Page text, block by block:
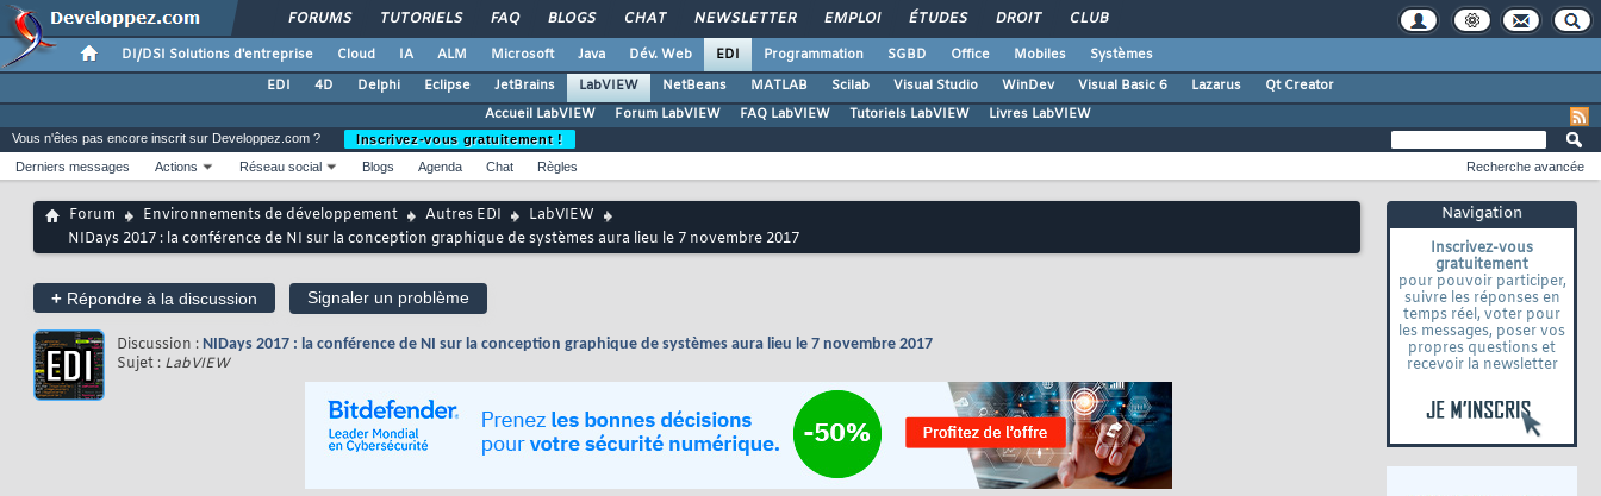
FORUMS TUTORIELS FAQ BLOGS CHAT NEWSLETTER EMPLOI ÉTUDES DROIT CLUB
DI/DSI Solutions d'entreprise Cloud IA ALM Microsoft Java Dév. Web EDI Programmation SGBD Office Mobiles
Systèmes
EDI
4D Delphi Eclipse JetBrains LabVIEW NetBeans MATLAB Scilab Visual Studio WinDev Visual Basic 6 Lazarus
Qt Creator
Accueil LabVIEW
Forum LabVIEW FAQ LabVIEW Tutoriels LabVIEW Livres LabVIEW
Navigation
Inscrivez-vous
gratuitement
pour pouvoir participer,
suivre les réponses en
temps réel, voter pour
les messages, poser vos
propres questions et
recevoir la newsletter
Vous n'êtes pas encore inscrit sur Developpez.com ?
Inscrivez-vous gratuitement !
Derniers messages
Actions Réseau social Blogs Agenda Chat Règles Recherche avancée
Forum Environnements de développement Autres EDI
LabVIEW
NIDays 2017 : la conférence de NI sur la conception graphique de systèmes aura lieu le 7 novembre 2017
+ Répondre à la discussion Signaler un problème
Discussion : NIDays 2017 : la conférence de NI sur la conception graphique de systèmes aura lieu le 7 novembre 2017
Sujet : LabVIEW